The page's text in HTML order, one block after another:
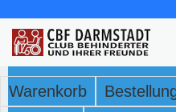
Warenkorb